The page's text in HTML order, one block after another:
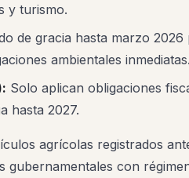
y turismo.
de gracia hasta marzo 2026
ambientales inmediatas.
Solo aplican obligaciones
hasta 2027.
agrícolas registrados
gubernamentales con